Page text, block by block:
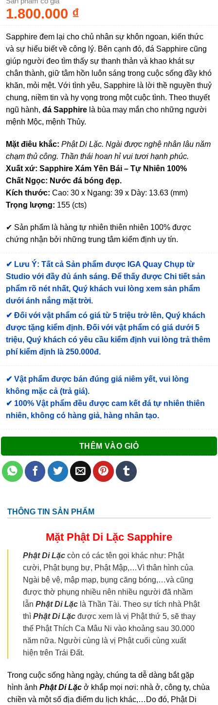
1.800.000 ₫
Sapphire đem lại cho chủ nhân sự khôn ngoan, kiến thức
và sự hiểu biết về công lý. Bên cạnh đó, đá Sapphire cũng
giúp người đeo tìm thấy sự thanh thản và khao khát sự
chân thành, giữ tâm hồn luôn sáng trong cuộc sống đầy khó
khăn, mỏi mệt. Với tình yêu, Sapphire là lời thề nguyền thuỷ
chung, niềm tin và hy vọng trong một cuộc tình. Theo thuyết
ngũ hành, đá Sapphire là bùa may mắn cho những người
mệnh Mộc, mệnh Thủy.
Mặt điêu khắc: Phật Di Lặc. Ngài được nghệ nhân lâu năm
chạm thủ công. Thần thái hoan hỉ vui tươi hạnh phúc.
Xuất xứ: Sapphire Xám Yên Bái – Tự Nhiên 100%
Chất Ngọc: Nước đá bóng đẹp.
Kích thước: Cao: 30 x Ngang: 39 x Dày: 13.63 (mm)
Trọng lượng: 155 (cts)
✔ Sản phẩm là hàng tự nhiên thiên nhiên 100% được
chứng nhận bởi những trung tâm kiểm định uy tín.
✔ Lưu Ý: Tất cả Sản phẩm được IGA Quay Chụp từ
Studio với đầy đủ ánh sáng. Để thấy được Chi tiết sản
phẩm rõ nét nhất, Quý khách vui lòng xem sản phẩm
dưới ánh nắng mặt trời.
✔ Đối với vật phẩm có giá từ 5 triệu trở lên, Quý khách
được tặng kiểm định. Đối với vật phẩm có giá dưới 5
triệu, Quý khách có yêu cầu kiểm định vui lòng trả thêm
phí kiểm định là 250.000đ.
✔ Vật phẩm được bán đúng giá niêm yết, vui lòng
không mặc cả (trả giá).
✔ 100% Vật phẩm đều được cam kết đá tự nhiên thiên
nhiên, không có hàng giả, hàng nhân tạo.
THÊM VÀO GIỎ
THÔNG TIN SẢN PHẨM
Mặt Phật Di Lặc Sapphire
Phật Di Lặc còn có các tên gọi khác như: Phật
cười, Phật bụng bự, Phật Mập,…Vì thân hình của
Ngài bệ vệ, mập mạp, bụng căng bóng,…và cũng
được thờ phụng nhiều nên nhiều người đã nhầm
lẫn Phật Di Lặc là Thần Tài. Theo sự tích nhà Phật
thì Phật Di Lặc được xem là vị Phật thứ 5, sẽ thay
thế Phật Thích Ca Mâu Ni vào khoảng sau 30.000
năm nữa. Người cùng là vị Phật cuối cùng xuất
hiện trên Trái Đất.
Trong cuộc sống hàng ngày, chúng ta dễ dàng bắt gặp
hình ảnh Phật Di Lặc ở khắp mọi nơi: nhà ở, công ty, chùa
chiền và một số địa điểm du lịch khác,…Do đó, Phật Di